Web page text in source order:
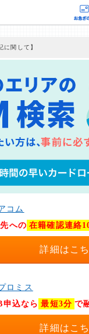
に関して】
酬が支払われるという収益
ではなく、当編集部の調査
した情報提供を行っています
コム
への 在籍確認連絡
詳細はこ
ロミス
申込なら 最短3分 で
詳細はこ